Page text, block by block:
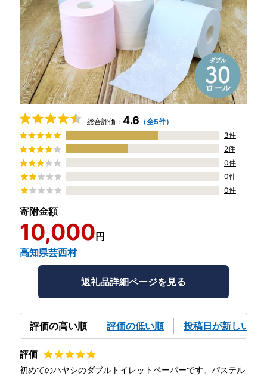
総合評価： 4.6 （全5件）
3件
2件
0件
0件
0件
寄附金額
10,000 円
高知県芸西村
返礼品詳細ページを見る
評価の高い順 評価の低い順 投稿日が新しい順
初めてのハヤシのダブルトイレットペーパーです。パステル